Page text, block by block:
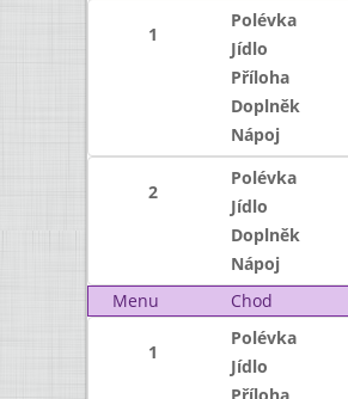
1
Polévka
Jídlo
Příloha
Doplněk
Nápoj
2
Polévka
Jídlo
Doplněk
Nápoj
Menu
Chod
1
Polévka
Jídlo